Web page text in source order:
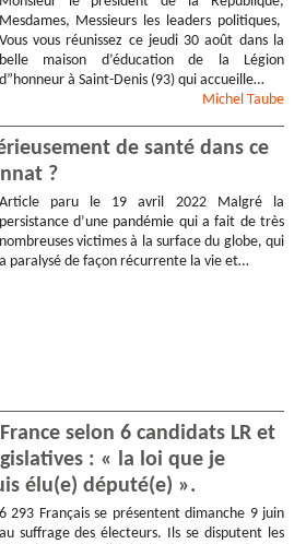
Mesdames, Messieurs les leaders politiques,
Vous vous réunissez ce jeudi 30 août dans la
belle maison d’éducation de la Légion
d”honneur à Saint-Denis (93) qui accueille…
Michel Taube
de santé dans ce
?
Article paru le 19 avril 2022 Malgré la
persistance d’une pandémie qui a fait de très
nombreuses victimes à la surface du globe, qui
a paralysé de façon récurrente la vie et…
selon 6 candidats LR et
: « la loi que je
élu(e) député(e) ».
6 293 Français se présentent dimanche 9 juin
au suffrage des électeurs. Ils se disputent les